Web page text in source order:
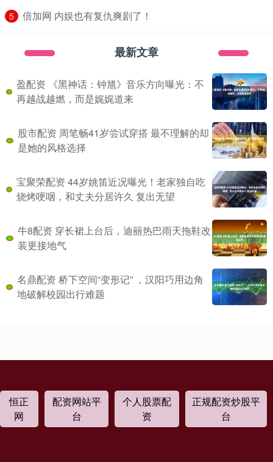
5 ​倍加网 内娱也有复仇爽剧了！
最新文章
盈配资 《黑神话：钟馗》音乐方向曝光：不
再越战越燃，而是娓娓道来
股市配资 周笔畅41岁尝试穿搭 最不理解的却
是她的风格选择
宝聚荣配资 44岁姚笛近况曝光！老家独自吃
烧烤哽咽，和丈夫分居许久 复出无望
牛8配资 穿长裙上台后，迪丽热巴雨天拖鞋改
装更接地气
名鼎配资 桥下空间“变形记” ，汉阳巧用边角
地破解校园出行难题
恒正
网
配资网站平
台
个人股票配
资
正规配资炒股平
台